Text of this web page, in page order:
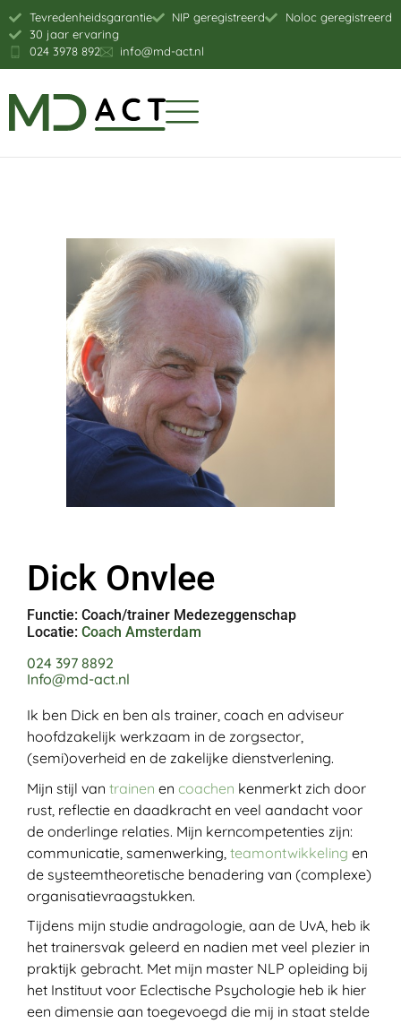
Tevredenheidsgarantie NIP geregistreerd
Noloc geregistreerd
30 jaar ervaring
024 3978 892
info@md-act.nl
Dick Onvlee
Functie: Coach/trainer Medezeggenschap
Locatie: Coach Amsterdam
024 397 8892
Info@md-act.nl
Ik ben Dick en ben als trainer, coach en adviseur
hoofdzakelijk werkzaam in de zorgsector,
(semi)overheid en de zakelijke dienstverlening.
Mijn stijl van trainen en coachen kenmerkt zich door
rust, reflectie en daadkracht en veel aandacht voor
de onderlinge relaties. Mijn kerncompetenties zijn:
communicatie, samenwerking, teamontwikkeling en
de systeemtheoretische benadering van (complexe)
organisatievraagstukken.
Tijdens mijn studie andragologie, aan de UvA, heb ik
het trainersvak geleerd en nadien met veel plezier in
praktijk gebracht. Met mijn master NLP opleiding bij
het Instituut voor Eclectische Psychologie heb ik hier
een dimensie aan toegevoegd die mij in staat stelde